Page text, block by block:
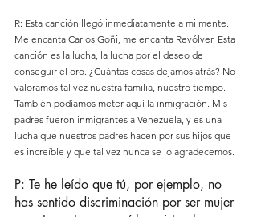
R: Esta canción llegó inmediatamente a mi mente.
Me encanta Carlos Goñi, me encanta Revólver. Esta
canción es la lucha, la lucha por el deseo de
conseguir el oro. ¿Cuántas cosas dejamos atrás? No
valoramos tal vez nuestra familia, nuestro tiempo.
También podíamos meter aquí la inmigración. Mis
padres fueron inmigrantes a Venezuela, y es una
lucha que nuestros padres hacen por sus hijos que
es increíble y que tal vez nunca se lo agradecemos.
P: Te he leído que tú, por ejemplo, no
has sentido discriminación por ser mujer